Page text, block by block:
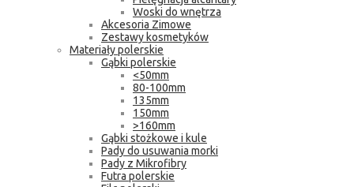
Woski do wnętrza
Akcesoria Zimowe
Zestawy kosmetyków
Materiały polerskie
Gąbki polerskie
<50mm
80-100mm
135mm
150mm
>160mm
Gąbki stożkowe i kule
Pady do usuwania morki
Pady z Mikrofibry
Futra polerskie